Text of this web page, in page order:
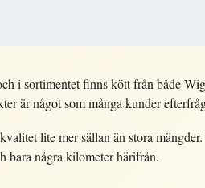
i sortimentet finns kött från både
är något som många kunder
lite mer sällan än stora
bara några kilometer härifrån.